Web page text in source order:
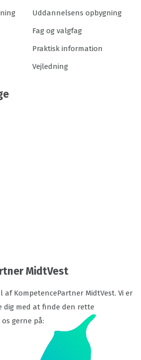
Uddannelsens opbygning
Fag og valgfag
Praktisk information
Vejledning
MidtVest
af KompetencePartner MidtVest. Vi er
med at finde den rette
gerne på: